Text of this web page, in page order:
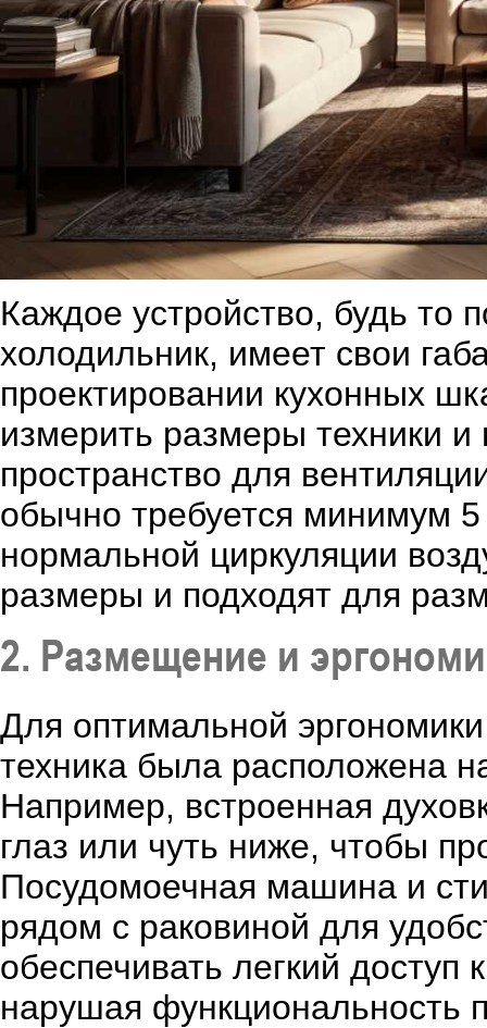
Каждое устройство, будь то
холодильник, имеет свои
проектировании кухонных
измерить размеры техники
пространство для
обычно требуется минимум
нормальной циркуляции
размеры и подходят для
2. Размещение и
Для оптимальной
техника была расположена
Например, встроенная
глаз или чуть ниже, чтобы
Посудомоечная машина и
рядом с раковиной для
обеспечивать легкий
нарушая функциональность